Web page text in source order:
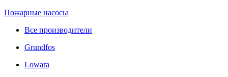
Пожарные насосы
Все производители
Grundfos
Lowara